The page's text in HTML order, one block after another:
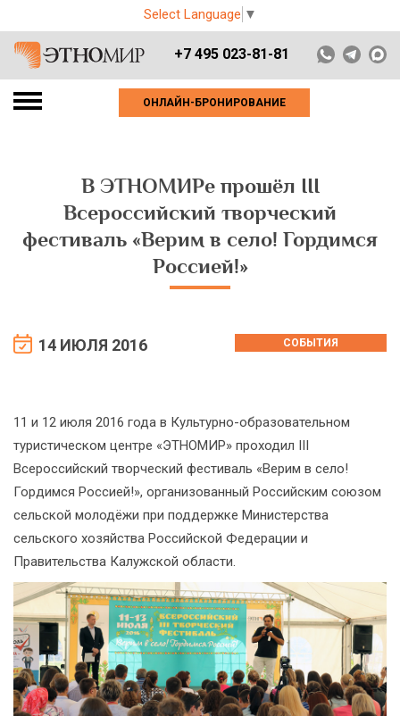
Select Language ▼
+7 495 023-81-81
ОНЛАЙН-БРОНИРОВАНИЕ
В ЭТНОМИРе прошёл III
Всероссийский творческий
фестиваль «Верим в село! Гордимся
Россией!»
14 ИЮЛЯ 2016 СОБЫТИЯ
11 и 12 июля 2016 года в Культурно-образовательном
туристическом центре «ЭТНОМИР» проходил III
Всероссийский творческий фестиваль «Верим в село!
Гордимся Россией!», организованный Российским союзом
сельской молодёжи при поддержке Министерства
сельского хозяйства Российской Федерации и
Правительства Калужской области.